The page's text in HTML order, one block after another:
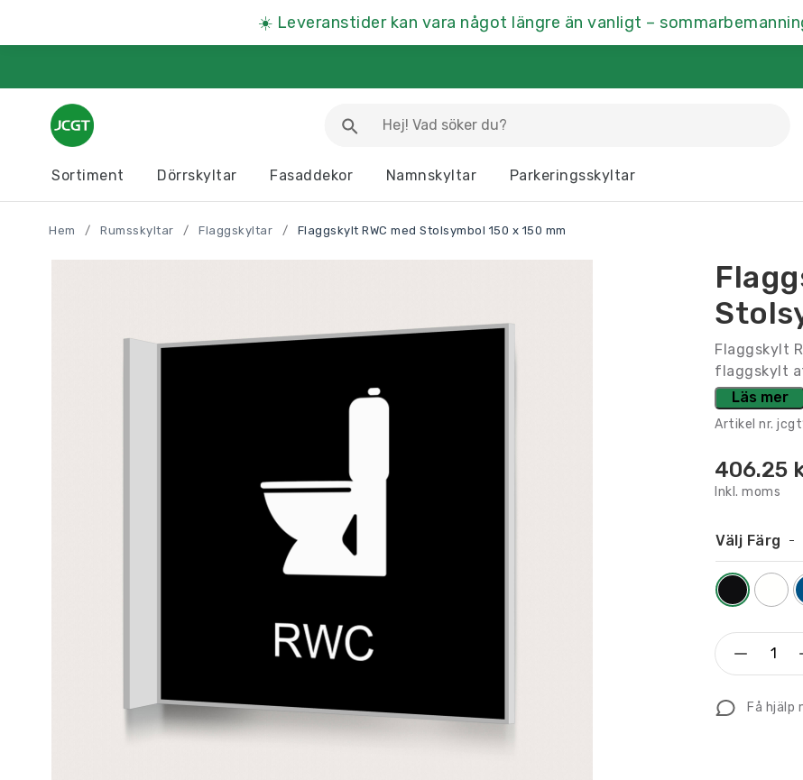
☀️ Leveranstider kan vara något längre än vanligt –
Sortiment
Informationstavlor
Kartor Kontrastmarkering
Dörrskyltar Fasaddekor Namnskyltar Parkeringsskyltar
Hem / Rumsskyltar / Flaggskyltar / Flaggskylt RWC med Stolsymbol 150 x 150 mm
Flaggskylt
flaggskylt
Läs mer
Artikel nr.
406.25
Inkl. moms
Välj Färg
RWC
Få hjälp